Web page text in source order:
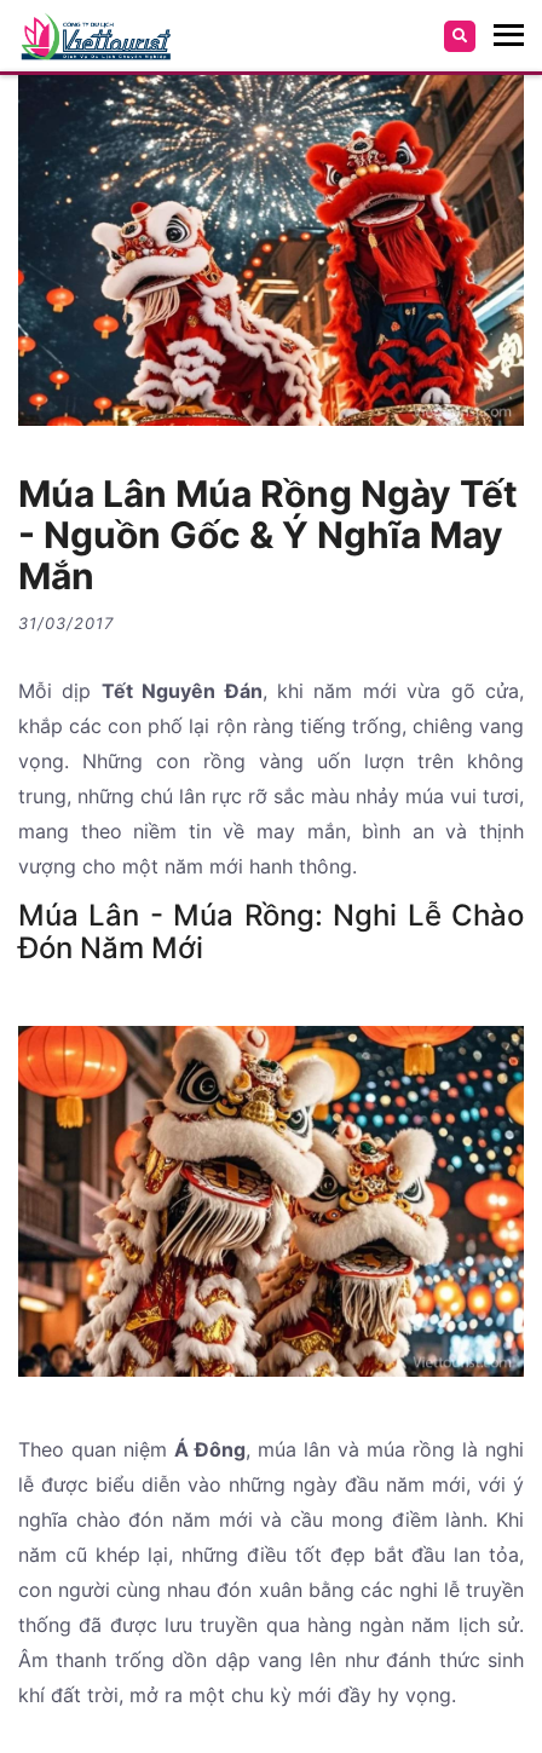
Múa Lân Múa Rồng Ngày Tết
- Nguồn Gốc & Ý Nghĩa May
Mắn
31/03/2017
Mỗi dịp Tết Nguyên Đán, khi năm mới vừa gõ cửa,
khắp các con phố lại rộn ràng tiếng trống, chiêng vang
vọng. Những con rồng vàng uốn lượn trên không
trung, những chú lân rực rỡ sắc màu nhảy múa vui tươi,
mang theo niềm tin về may mắn, bình an và thịnh
vượng cho một năm mới hanh thông.
Múa Lân - Múa Rồng: Nghi Lễ Chào
Đón Năm Mới
Theo quan niệm Á Đông, múa lân và múa rồng là nghi
lễ được biểu diễn vào những ngày đầu năm mới, với ý
nghĩa chào đón năm mới và cầu mong điềm lành. Khi
năm cũ khép lại, những điều tốt đẹp bắt đầu lan tỏa,
con người cùng nhau đón xuân bằng các nghi lễ truyền
thống đã được lưu truyền qua hàng ngàn năm lịch sử.
Âm thanh trống dồn dập vang lên như đánh thức sinh
khí đất trời, mở ra một chu kỳ mới đầy hy vọng.